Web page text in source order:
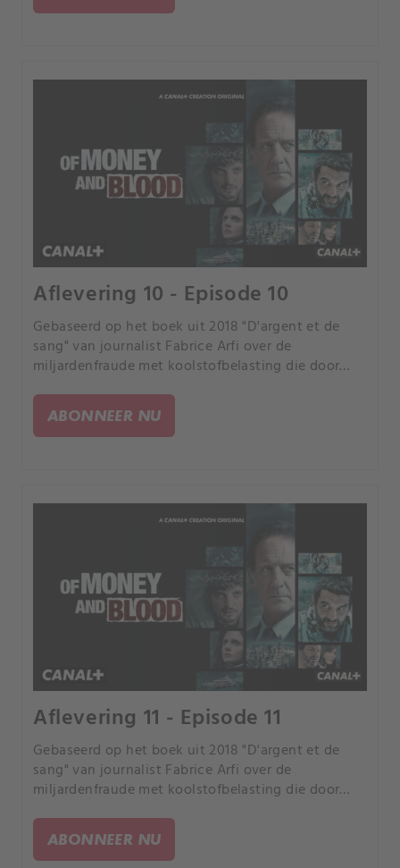
Aflevering 10 - Episode 10
Gebaseerd op het boek uit 2018 "D'argent et de
sang" van journalist Fabrice Arfi over de
miljardenfraude met koolstofbelasting die door
genoemd.
ABONNEER NU
Aflevering 11 - Episode 11
Gebaseerd op het boek uit 2018 "D'argent et de
sang" van journalist Fabrice Arfi over de
miljardenfraude met koolstofbelasting die door
genoemd.
ABONNEER NU